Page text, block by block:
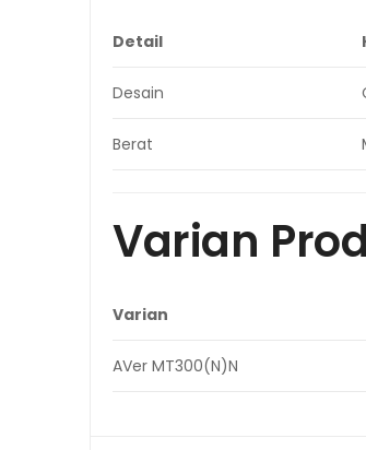
Detail
Desain
Berat
Varian
Varian
AVer MT300(N)N